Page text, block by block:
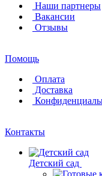
Наши партнеры
Вакансии
Отзывы
Помощь
Оплата
Доставка
Контакты
Детский сад